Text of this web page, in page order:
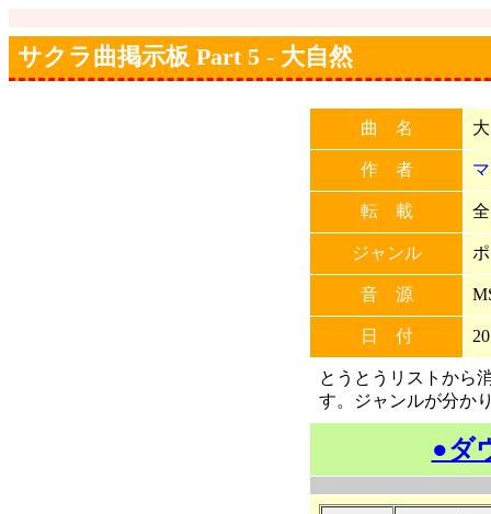
サクラ曲掲示板 Part 5 - 大自然
曲 名
作 者
転 載
ジャンル
音 源
日 付
とうとうリストから
す。ジャンルが分か
●ダ